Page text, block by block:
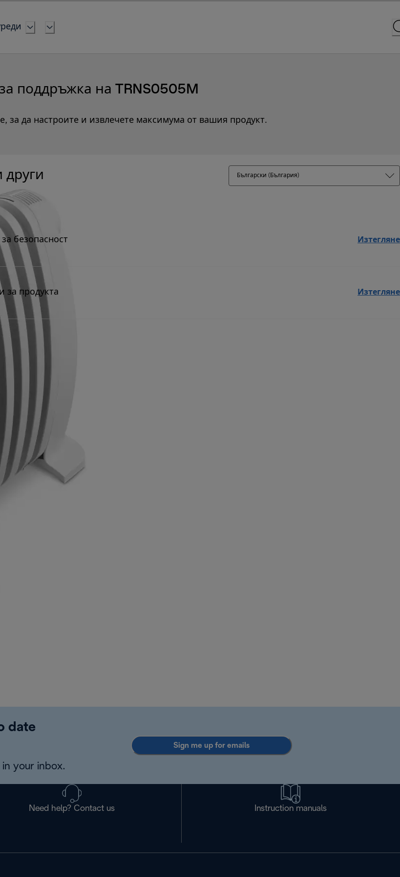
поддръжка на TRNS0505M
за да настроите и извлечете максимума от вашия продукт.
други Български (България)
безопасност Изтегляне
за продукта Изтегляне
date
your inbox.
Sign me up for emails
Need help? Contact us Instruction manuals